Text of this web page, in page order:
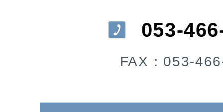
053-
FAX：053-